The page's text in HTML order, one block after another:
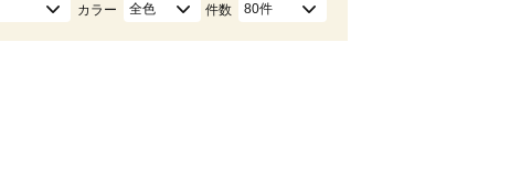
カラー 全色 件数 80件